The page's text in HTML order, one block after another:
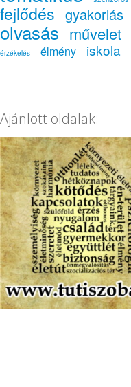
fejlődés gyakorlás
olvasás művelet
érzékelés élmény iskola
Ajánlott oldalak: